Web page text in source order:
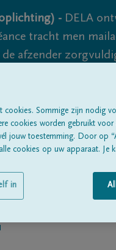
- DELA
tracht men
afzender
uit te sluiten,
cookies. Sommige zijn nodig
cookies worden gebruikt
jouw toestemming. Door op
cookies op uw apparaat. Je
in